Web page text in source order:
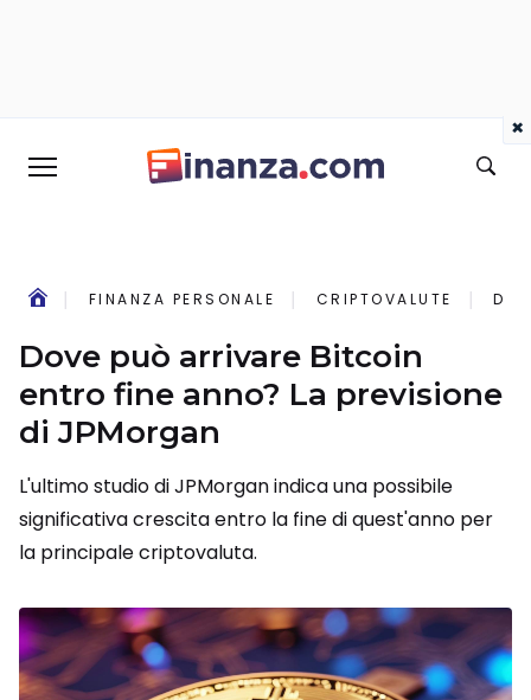
FINANZA PERSONALE CRIPTOVALUTE
Dove può arrivare Bitcoin
entro fine anno? La previsione
di JPMorgan
L'ultimo studio di JPMorgan indica una possibile
significativa crescita entro la fine di quest'anno per
la principale criptovaluta.
×